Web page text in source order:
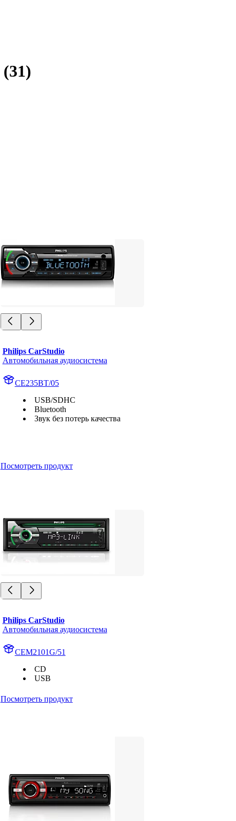
(31)
Philips CarStudio
Автомобильная аудиосистема
CE235BT/05
USB/SDHC
Bluetooth
Звук без потерь качества
Посмотреть продукт
Philips CarStudio
Автомобильная аудиосистема
CEM2101G/51
CD
USB
Посмотреть продукт